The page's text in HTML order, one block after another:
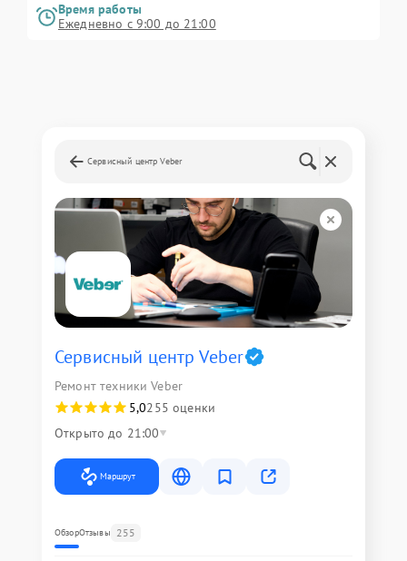
Время работы
Ежедневно с 9:00 до 21:00
Сервисный центр Veber
Сервисный центр Veber
Ремонт техники Veber
5,0255 оценки
Открыто до 21:00
Маршрут
ОбзорОтзывы 255